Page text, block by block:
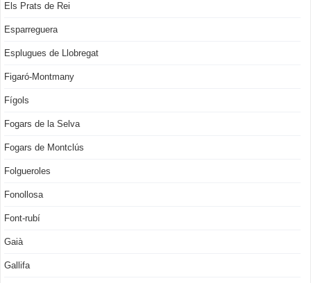
Els Prats de Rei
Esparreguera
Esplugues de Llobregat
Figaró-Montmany
Fígols
Fogars de la Selva
Fogars de Montclús
Folgueroles
Fonollosa
Font-rubí
Gaià
Gallifa